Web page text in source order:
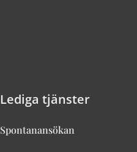
Lediga tjänster
Spontanansökan